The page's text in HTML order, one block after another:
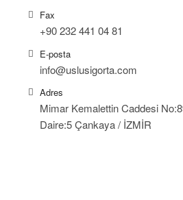
Fax
+90 232 441 04 81
E-posta
info@uslusigorta.com
Adres
Mimar Kemalettin Caddesi
Daire:5 Çankaya / İZMİR